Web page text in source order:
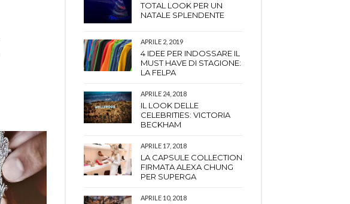
TOTAL LOOK PER UN
NATALE SPLENDENTE
APRILE 2, 2019
4 IDEE PER INDOSSARE IL
MUST HAVE DI STAGIONE:
LA FELPA
APRILE 24, 2018
IL LOOK DELLE
CELEBRITIES: VICTORIA
BECKHAM
APRILE 17, 2018
LA CAPSULE COLLECTION
FIRMATA ALEXA CHUNG
PER SUPERGA
APRILE 10, 2018